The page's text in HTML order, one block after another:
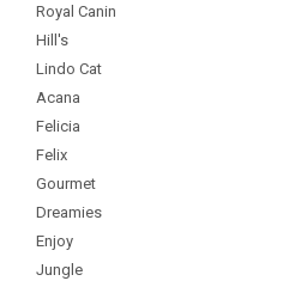
Royal Canin
Hill's
Lindo Cat
Acana
Felicia
Felix
Gourmet
Dreamies
Enjoy
Jungle